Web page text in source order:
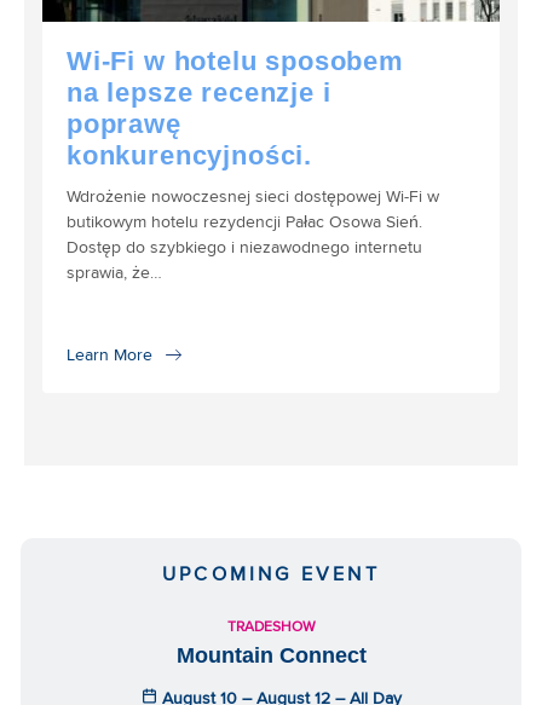
Wi-Fi w hotelu sposobem
na lepsze recenzje i
poprawę
konkurencyjności.
Wdrożenie nowoczesnej sieci dostępowej Wi-Fi w
butikowym hotelu rezydencji Pałac Osowa Sień.
Dostęp do szybkiego i niezawodnego internetu
sprawia, że…
Learn More
UPCOMING EVENT
TRADESHOW
Mountain Connect
August 10 – August 12 – All Day